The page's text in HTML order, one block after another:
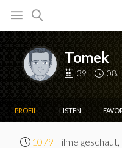
Tomek
39 08.
PROFIL LISTEN
1079 Filme